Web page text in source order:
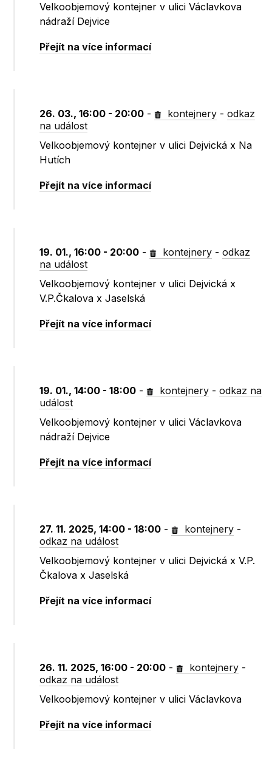
Velkoobjemový kontejner v ulici Václavkova
nádraží Dejvice
Přejít na více informací
26. 03., 16:00 - 20:00 - kontejnery -odkaz
na událost
Velkoobjemový kontejner v ulici Dejvická x Na
Hutích
Přejít na více informací
19. 01., 16:00 - 20:00 - kontejnery -odkaz
na událost
Velkoobjemový kontejner v ulici Dejvická x
V.P.Čkalova x Jaselská
Přejít na více informací
19. 01., 14:00 - 18:00 - kontejnery -odkaz na
událost
Velkoobjemový kontejner v ulici Václavkova
nádraží Dejvice
Přejít na více informací
27. 11. 2025, 14:00 - 18:00 - kontejnery -
odkaz na událost
Velkoobjemový kontejner v ulici Dejvická x V.P.
Čkalova x Jaselská
Přejít na více informací
26. 11. 2025, 16:00 - 20:00 - kontejnery -
odkaz na událost
Velkoobjemový kontejner v ulici Václavkova
Přejít na více informací